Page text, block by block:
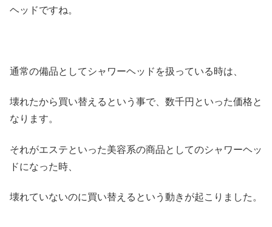
ヘッドですね。
通常の備品としてシャワーヘッドを扱っている時は、
壊れたから買い替えるという事で、数千円といった価格と
なります。
それがエステといった美容系の商品としてのシャワーヘッ
ドになった時、
壊れていないのに買い替えるという動きが起こりました。